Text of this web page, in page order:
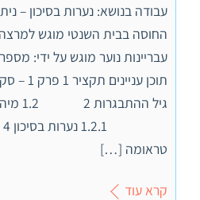
עבודה בנושא: נערות בסיכון –
החוסה בבית השנטי מוגש
עבריינות נוער מוגש על ידי:
טראומה […]
קרא עוד